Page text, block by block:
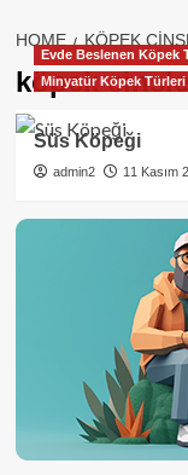
HOME KÖPEK
köpek
Evde Beslenen Köpek
Minyatür Köpek Türleri
Süs Köpeği
admin2 11 Kasım